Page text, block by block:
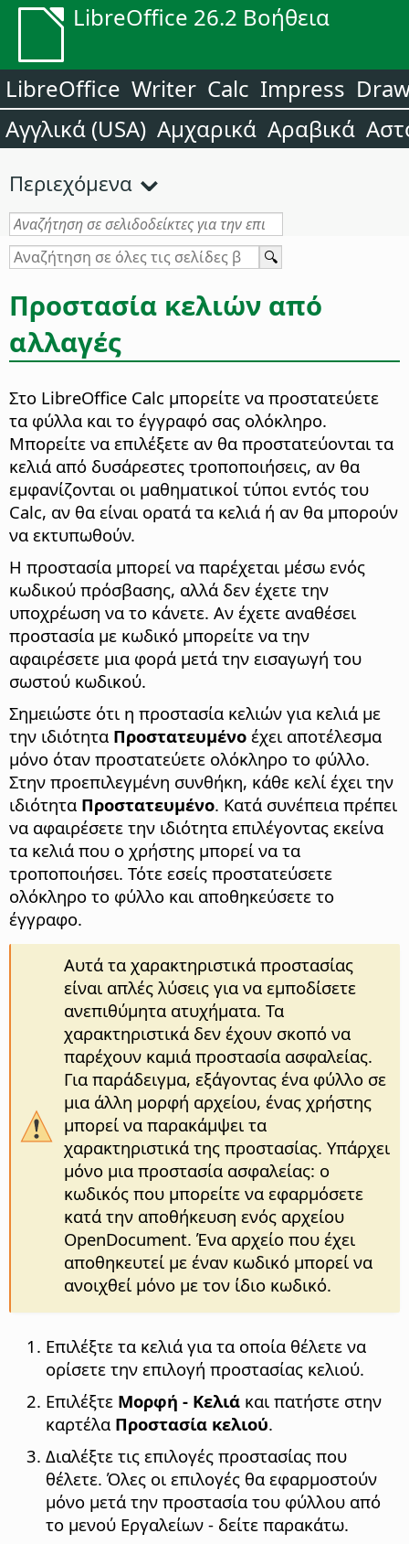
LibreOffice 26.2 Βοήθεια
LibreOffice Writer Calc Impress
Αγγλικά (USA) Αμχαρικά Αραβικά
Περιεχόμενα
Προστασία κελιών από
αλλαγές
Στο LibreOffice Calc μπορείτε να προστατεύετε
τα φύλλα και το έγγραφό σας ολόκληρο.
Μπορείτε να επιλέξετε αν θα προστατεύονται τα
κελιά από δυσάρεστες τροποποιήσεις, αν θα
εμφανίζονται οι μαθηματικοί τύποι εντός του
Calc, αν θα είναι ορατά τα κελιά ή αν θα μπορούν
να εκτυπωθούν.
Η προστασία μπορεί να παρέχεται μέσω ενός
κωδικού πρόσβασης, αλλά δεν έχετε την
υποχρέωση να το κάνετε. Αν έχετε αναθέσει
προστασία με κωδικό μπορείτε να την
αφαιρέσετε μια φορά μετά την εισαγωγή του
σωστού κωδικού.
Σημειώστε ότι η προστασία κελιών για κελιά με
την ιδιότητα Προστατευμένο έχει αποτέλεσμα
μόνο όταν προστατεύετε ολόκληρο το φύλλο.
Στην προεπιλεγμένη συνθήκη, κάθε κελί έχει την
ιδιότητα Προστατευμένο. Κατά συνέπεια πρέπει
να αφαιρέσετε την ιδιότητα επιλέγοντας εκείνα
τα κελιά που ο χρήστης μπορεί να τα
τροποποιήσει. Τότε εσείς προστατεύσετε
ολόκληρο το φύλλο και αποθηκεύσετε το
έγγραφο.
Αυτά τα χαρακτηριστικά προστασίας
είναι απλές λύσεις για να εμποδίσετε
ανεπιθύμητα ατυχήματα. Τα
χαρακτηριστικά δεν έχουν σκοπό να
παρέχουν καμιά προστασία ασφαλείας.
Για παράδειγμα, εξάγοντας ένα φύλλο σε
μια άλλη μορφή αρχείου, ένας χρήστης
μπορεί να παρακάμψει τα
χαρακτηριστικά της προστασίας. Υπάρχει
μόνο μια προστασία ασφαλείας: ο
κωδικός που μπορείτε να εφαρμόσετε
κατά την αποθήκευση ενός αρχείου
OpenDocument. Ένα αρχείο που έχει
αποθηκευτεί με έναν κωδικό μπορεί να
ανοιχθεί μόνο με τον ίδιο κωδικό.
Επιλέξτε τα κελιά για τα οποία θέλετε να
ορίσετε την επιλογή προστασίας κελιού.
Επιλέξτε Μορφή - Κελιά και πατήστε στην
καρτέλα Προστασία κελιού.
Διαλέξτε τις επιλογές προστασίας που
θέλετε. Όλες οι επιλογές θα εφαρμοστούν
μόνο μετά την προστασία του φύλλου από
το μενού Εργαλείων - δείτε παρακάτω.